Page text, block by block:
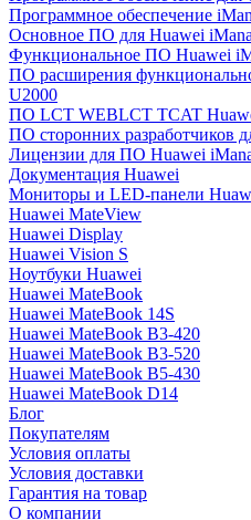
Программное обеспечение
Основное ПО для Huawei
Функциональное ПО Huawei
ПО расширения
U2000
ПО LCT WEBLCT TCAT
ПО сторонних разработчиков
Лицензии для ПО Huawei
Документация Huawei
Мониторы и LED-панели
Huawei MateView
Huawei Display
Huawei Vision S
Ноутбуки Huawei
Huawei MateBook
Huawei MateBook 14S
Huawei MateBook B3-420
Huawei MateBook B3-520
Huawei MateBook B5-430
Huawei MateBook D14
Блог
Покупателям
Условия оплаты
Условия доставки
Гарантия на товар
О компании